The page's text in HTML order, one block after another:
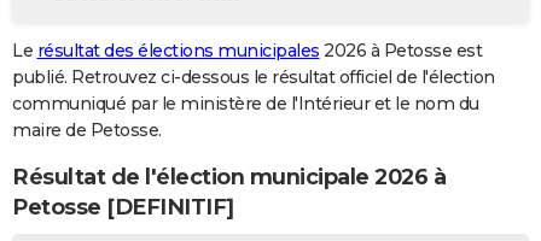
GUIDES D'ACHAT
BONS PLANS
CARTE DE VOEUX
Carte de Noël
Carte Bonne année
Carte Saint-Valentin
Carte Pâques
Carte d'anniversaire
DICTIONNAIRE
Le résultat des élections municipales 2026 à Petosse est
publié. Retrouvez ci-dessous le résultat officiel de l'élection
communiqué par le ministère de l'Intérieur et le nom du
maire de Petosse.
Résultat de l'élection municipale 2026 à
Petosse [DEFINITIF]